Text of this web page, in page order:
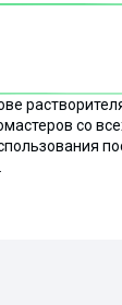
со